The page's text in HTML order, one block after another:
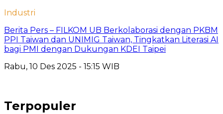
Industri
Berita Pers – FILKOM UB Berkolaborasi dengan PKBM
PPI Taiwan dan UNIMIG Taiwan, Tingkatkan Literasi AI
bagi PMI dengan Dukungan KDEI Taipei
Rabu, 10 Des 2025 - 15:15 WIB
Terpopuler